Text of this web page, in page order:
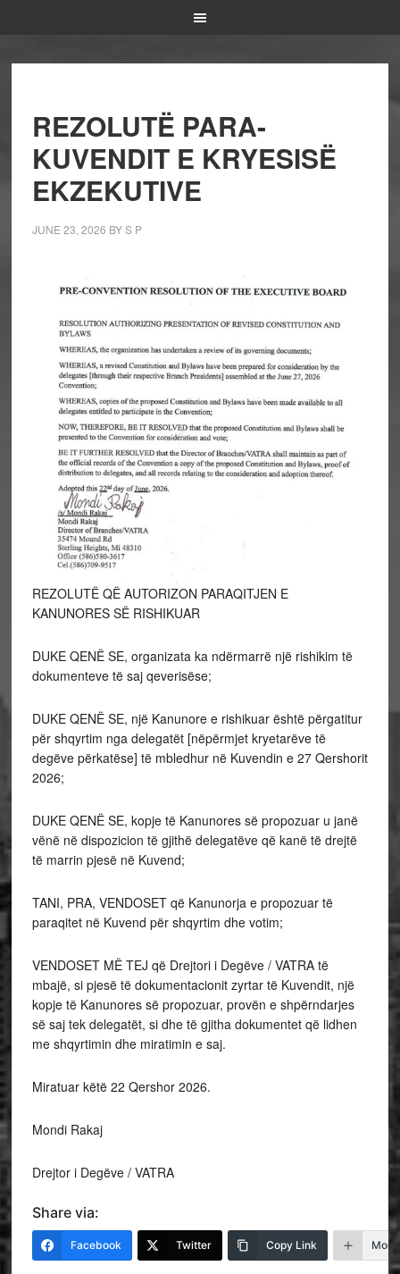
REZOLUTË PARA-
KUVENDIT E KRYESISË
EKZEKUTIVE
JUNE 23, 2026 BYS P
REZOLUTË QË AUTORIZON PARAQITJEN E
KANUNORES SË RISHIKUAR
DUKE QENË SE, organizata ka ndërmarrë një rishikim të
dokumenteve të saj qeverisëse;
DUKE QENË SE, një Kanunore e rishikuar është përgatitur
për shqyrtim nga delegatët [nëpërmjet kryetarëve të
degëve përkatëse] të mbledhur në Kuvendin e 27 Qershorit
2026;
DUKE QENË SE, kopje të Kanunores së propozuar u janë
vënë në dispozicion të gjithë delegatëve që kanë të drejtë
të marrin pjesë në Kuvend;
TANI, PRA, VENDOSET që Kanunorja e propozuar të
paraqitet në Kuvend për shqyrtim dhe votim;
VENDOSET MË TEJ që Drejtori i Degëve / VATRA të
mbajë, si pjesë të dokumentacionit zyrtar të Kuvendit, një
kopje të Kanunores së propozuar, provën e shpërndarjes
së saj tek delegatët, si dhe të gjitha dokumentet që lidhen
me shqyrtimin dhe miratimin e saj.
Miratuar këtë 22 Qershor 2026.
Mondi Rakaj
Drejtor i Degëve / VATRA
Share via:
Facebook Twitter Copy Link More